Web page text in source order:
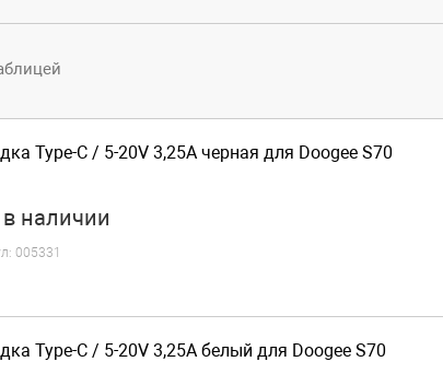
Type-C / 5-20V 3,25A черная для Doogee S70
в наличии
005331
Type-C / 5-20V 3,25A белый для Doogee S70